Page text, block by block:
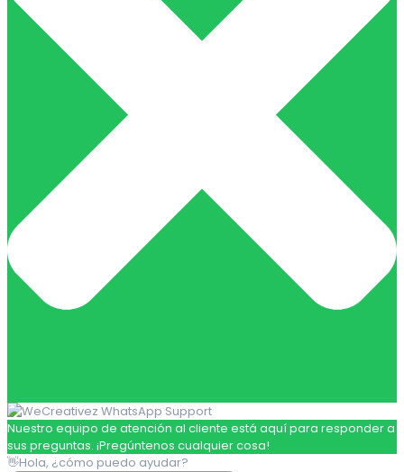
Nuestro equipo de atención al cliente está aquí para responder a
sus preguntas. ¡Pregúntenos cualquier cosa!
👋Hola, ¿cómo puedo ayudar?